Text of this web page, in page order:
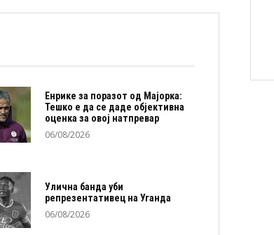
Енрике за поразот од Мајорка:
Тешко е да се даде објективна
оценка за овој натпревар
06/08/2026
Улична банда уби
репрезентативец на Уганда
06/08/2026